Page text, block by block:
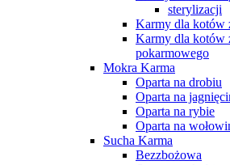
sterylizacji
Karmy dla kotów
Karmy dla kotów
pokarmowego
Mokra Karma
Oparta na drobiu
Oparta na
Oparta na rybie
Oparta na
Sucha Karma
Bezzbożowa